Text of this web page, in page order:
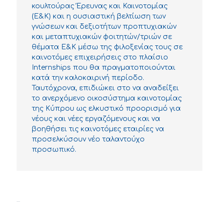
κουλτούρας Έρευνας και Καινοτομίας
(Ε&Κ) και η ουσιαστική βελτίωση των
γνώσεων και δεξιοτήτων προπτυχιακών
και μεταπτυχιακών φοιτητών/τριών σε
θέματα Ε&Κ μέσω της φιλοξενίας τους σε
καινοτόμες επιχειρήσεις στο πλαίσιο
Internships που θα πραγματοποιούνται
κατά την καλοκαιρινή περίοδο.
Ταυτόχρονα, επιδιώκει στο να αναδείξει
το ανερχόμενο οικοσύστημα καινοτομίας
της Κύπρου ως ελκυστικό προορισμό για
νέους και νέες εργαζόμενους και να
βοηθήσει τις καινοτόμες εταιρίες να
προσελκύσουν νέο ταλαντούχο
προσωπικό.